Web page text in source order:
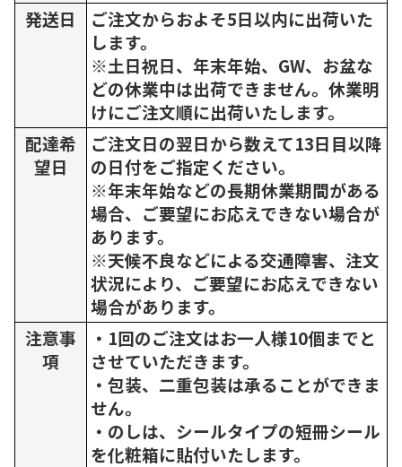
発送日
ご注文からおよそ5日以内に出荷いた
します。
※土日祝日、年末年始、GW、お盆な
どの休業中は出荷できません。休業明
けにご注文順に出荷いたします。
配達希
望日
ご注文日の翌日から数えて13日目以降
の日付をご指定ください。
※年末年始などの長期休業期間がある
場合、ご要望にお応えできない場合が
あります。
※天候不良などによる交通障害、注文
状況により、ご要望にお応えできない
場合があります。
注意事
項
・1回のご注文はお一人様10個までと
させていただきます。
・包装、二重包装は承ることができま
せん。
・のしは、シールタイプの短冊シール
を化粧箱に貼付いたします。